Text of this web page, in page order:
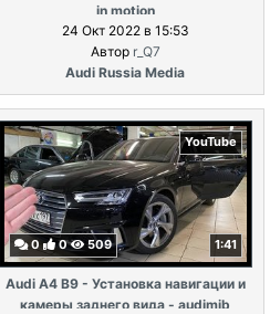
in motion
24 Окт 2022 в 15:53
Автор r_Q7
Audi Russia Media
YouTube
0 0 509 1:41
Audi A4 B9 - Установка навигации и
камеры заднего вида - audimib